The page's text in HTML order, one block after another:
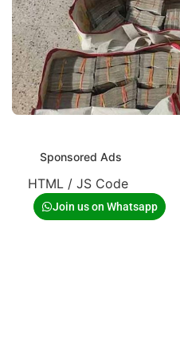
Sponsored Ads
HTML / JS Code
Join us on Whatsapp